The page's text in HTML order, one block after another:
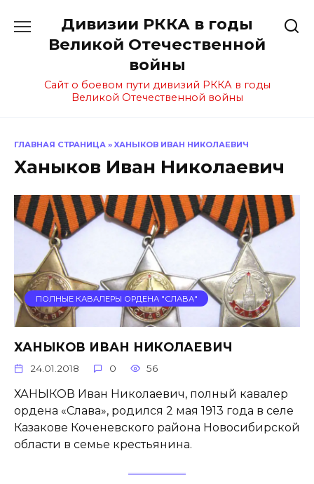
содержанию
Дивизии РККА в годы
Великой Отечественной
войны
Сайт о боевом пути дивизий РККА в годы
Великой Отечественной войны
ГЛАВНАЯ СТРАНИЦА » XАНЫКОВ ИВАН НИКОЛАЕВИЧ
Xаныков Иван Николаевич
ПОЛНЫЕ КАВАЛЕРЫ ОРДЕНА "СЛАВА"
ХАНЫКОВ ИВАН НИКОЛАЕВИЧ
24.01.2018 0 56
ХАНЫКОВ Иван Николаевич, полный кавалер
ордена «Слава», родился 2 мая 1913 года в селе
Казакове Коченевского района Новосибирской
области в семье кресть­янина.